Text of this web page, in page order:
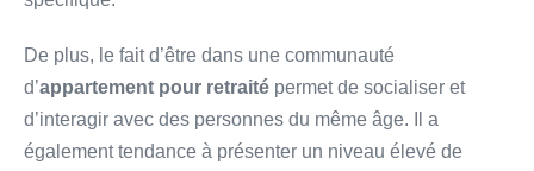
De plus, le fait d’être dans une communauté
d’appartement pour retraité permet de socialiser et
d’interagir avec des personnes du même âge. Il a
également tendance à présenter un niveau élevé de